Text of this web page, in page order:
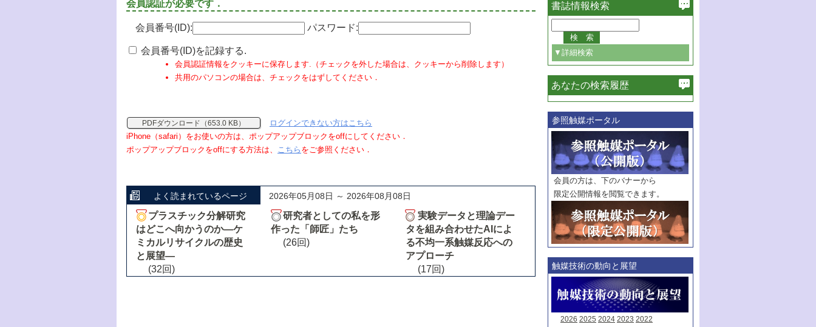
会員認証が必要です．
会員番号(ID): パスワード:
会員番号(ID)を記録する.
会員認証情報をクッキーに保存します.（チェックを外した場合は、クッキーから削除します）
共用のパソコンの場合は、チェックをはずしてください．
PDFダウンロード（653.0 KB）
ログインできない方はこちら
iPhone（safari）をお使いの方は、ポップアップブロックをoffにしてください．
ポップアップブロックをoffにする方法は、 こちら をご参照ください．
よく読まれているページ 2026年05月08日 ～ 2026年08月08日
プラスチック分解研究
はどこへ向かうのか―ケ
ミカルリサイクルの歴史
と展望―
(32回)
研究者としての私を形
作った「師匠」たち
(26回)
実験データと理論デー
タを組み合わせたAIによ
る不均一系触媒反応への
アプローチ
(17回)
書誌情報検索
▼詳細検索
必ず含む
巻・号指定
巻
号
範囲指定
巻
号～
巻
号
触媒年鑑
年度
記事種別
マーク：
マークあり
あなたの検索履歴
参照触媒ポータル
会員の方は、下のバナーから
限定公開情報を閲覧できます。
触媒技術の動向と展望
2026 2025 2024 2023 2022